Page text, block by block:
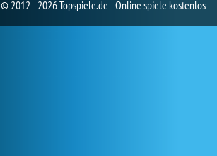
© 2012 - 2026 Topspiele.de - Online spiele kostenlos